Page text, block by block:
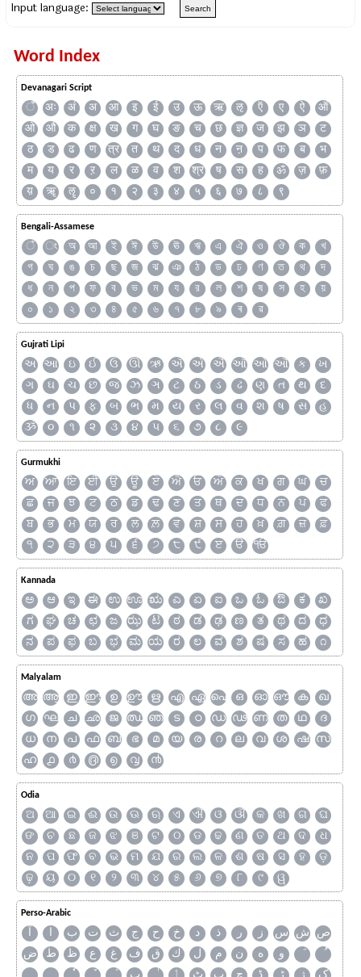
Input language:
Word Index
Devanagari Script
ँ अः अं अ आ इ ई उ ऊ ऋ ऌ ऍ ए ऐ
ऑ
ओ
औ क क्ष ख ग घ ङ च छ ज्ञ ज झ ञ
ट
ठ
ड ढ ण त्र त थ द ध न ऩ प फ ब
भ
म
य र ऱ ल ळ व श श्र ष स ह ॐ ज़
फ़
य़
ॠ ॡ ० १ २ ३ ४ ५ ६ ७ ८ ९
Bengali-Assamese
ঁ ং অ আ ই ঈ উ ঊ ঋ এ ঐ ও ঔ ক
খ
গ
ঘ ঙ চ ছ জ ঝ ঞ ঠ ড ঢ ণ ত থ
দ
ধ
ন প ফ ব ভ ম য র ল শ ষ স হ
য়
০
১ ২ ৩ ৪ ৫ ৬ ৭ ৮ ৯ ৰ ৱ
Gujrati Lipi
અ આ ઇ ઈ ઉ ઊ ઋ ઍ એ ઐ ઑ ઓ ઔ ક
ખ
ગ
ઘ ચ છ જ ઝ ઞ ટ ઠ ડ ઢ ણ ત થ
દ
ધ
ન પ ફ બ ભ મ ય ર લ વ શ ષ સ
હ
ૐ
૦ ૧ ૨ ૩ ૪ ૫ ૬ ૭ ૮ ૯
Gurmukhi
ਅ ਆ ਇ ਈ ਉ ਊ ਏ ਐ ਓ ਔ ਕ ਖ ਗ ਘ
ਚ
ਛ
ਜ ਝ ਟ ਠ ਡ ਢ ਣ ਤ ਥ ਦ ਧ ਨ ਪ
ਫ
ਬ
ਭ ਮ ਯ ਰ ਲ ਲ਼ ਵ ਸ਼ ਸ ਹ ਖ਼ ਗ਼ ਜ਼
ਫ਼
੧
੨ ੩ ੪ ੫ ੬ ੭ ੮ ੯ ੲ ੳ ੴ
Kannada
ಅ ಆ ಇ ಈ ಉ ಊ ಋ ಎ ಏ ಐ ಒ ಓ ಔ ಕ
ಖ
ಗ
ಘ ಚ ಛ ಜ ಝ ಟ ಠ ಡ ಢ ಣ ತ ಥ ದ
ಧ
ನ
ಪ ಫ ಬ ಭ ಮ ಯ ರ ಲ ವ ಶ ಷ ಸ ಹ ೧
Malyalam
അ ആ ഇ ഈ ഉ ഊ ഋ എ ഏ ഐ ഒ ഓ ഔ ക
ഖ
ഗ
ഘ ച ഛ ജ ഝ ഞ ട ഠ ഡ ഢ ണ ത ഥ
ദ
ധ
ന പ ഫ ബ ഭ മ യ ര റ ല വ ശ ഷ
സ
ഹ
൧ ൪ ൫ ൭ ൮ ൯
Odia
ଅ ଆ ଇ ଈ ଉ ଊ ଋ ଏ ଐ ଓ ଔ କ ଖ ଗ
ଘ
ଙ
ଚ ଛ ଜ ଝ ଞ ଟ ଠ ଡ ଢ ଣ ତ ଥ ଦ
ଧ
ନ
ପ ଫ ବ ଭ ମ ଯ ର ଲ ଳ ଶ ଷ ସ ହ
ଡ଼
ଢ଼
ୟ ୦ ୧ ୨ ୩ ୪ ୫ ୬ ୭ ୮ ୯ ୱ
Perso-Arabic
آ ا ب ت ث ج ح خ د ذ ر ز س ش ص
ض
ط ظ ع غ ف ق ك ل م ن ه
و